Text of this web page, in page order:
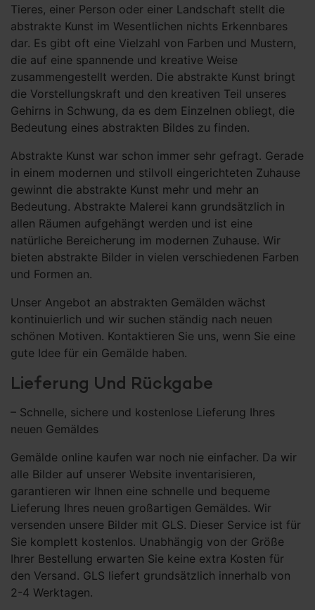
Tieres, einer Person oder einer Landschaft stellt die
abstrakte Kunst im Wesentlichen nichts Erkennbares
dar. Es gibt oft eine Vielzahl von Farben und Mustern,
die auf eine spannende und kreative Weise
zusammengestellt werden. Die abstrakte Kunst bringt
die Vorstellungskraft und den kreativen Teil unseres
Gehirns in Schwung, da es dem Einzelnen obliegt, die
Bedeutung eines abstrakten Bildes zu finden.
Abstrakte Kunst war schon immer sehr gefragt. Gerade
in einem modernen und stilvoll eingerichteten Zuhause
gewinnt die abstrakte Kunst mehr und mehr an
Bedeutung. Abstrakte Malerei kann grundsätzlich in
allen Räumen aufgehängt werden und ist eine
natürliche Bereicherung im modernen Zuhause. Wir
bieten abstrakte Bilder in vielen verschiedenen Farben
und Formen an.
Unser Angebot an abstrakten Gemälden wächst
kontinuierlich und wir suchen ständig nach neuen
schönen Motiven. Kontaktieren Sie uns, wenn Sie eine
gute Idee für ein Gemälde haben.
Lieferung Und Rückgabe
– Schnelle, sichere und kostenlose Lieferung Ihres
neuen Gemäldes
Gemälde online kaufen war noch nie einfacher. Da wir
alle Bilder auf unserer Website inventarisieren,
garantieren wir Ihnen eine schnelle und bequeme
Lieferung Ihres neuen großartigen Gemäldes. Wir
versenden unsere Bilder mit GLS. Dieser Service ist für
Sie komplett kostenlos. Unabhängig von der Größe
Ihrer Bestellung erwarten Sie keine extra Kosten für
den Versand. GLS liefert grundsätzlich innerhalb von
2-4 Werktagen.